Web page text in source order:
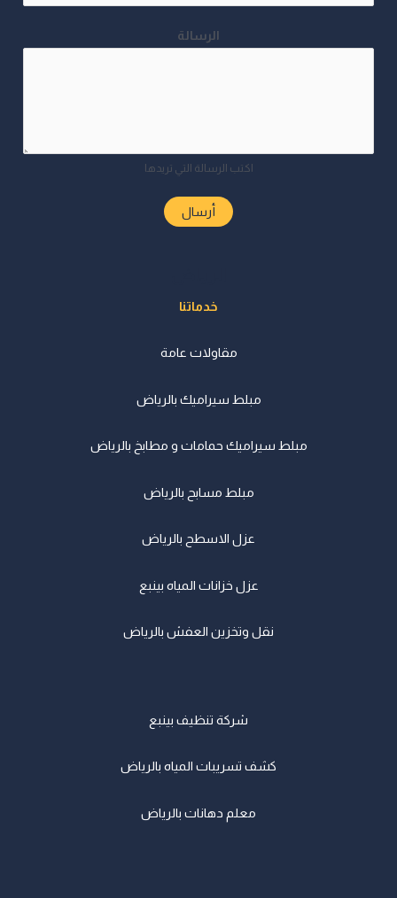
الرسالة
اكتب الرسالة التي تريدها
أرسال
خدماتنا
مقاولات عامة
مبلط سيراميك بالرياض
مبلط سيراميك حمامات و مطابخ بالرياض
مبلط مسابح بالرياض
عزل الاسطح بالرياض
عزل خزانات المياه بينبع
نقل وتخزين العفش بالرياض
شركة تنظيف بينبع
كشف تسريبات المياه بالرياض
معلم دهانات بالرياض